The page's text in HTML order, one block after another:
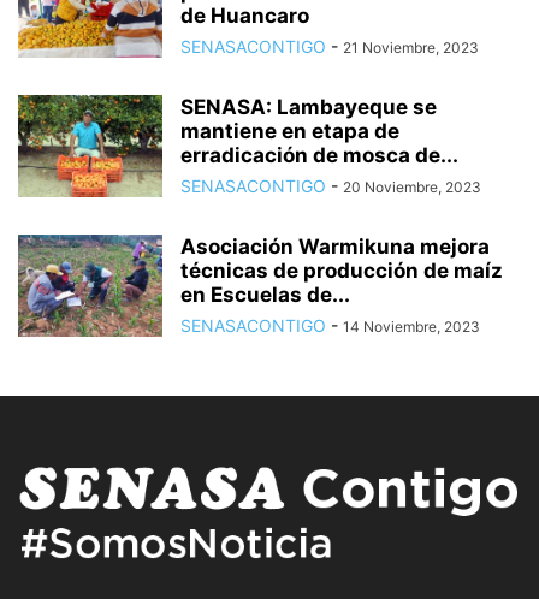
de Huancaro
SENASACONTIGO - 21 Noviembre, 2023
SENASA: Lambayeque se
mantiene en etapa de
erradicación de mosca de...
SENASACONTIGO - 20 Noviembre, 2023
Asociación Warmikuna mejora
técnicas de producción de maíz
en Escuelas de...
SENASACONTIGO - 14 Noviembre, 2023